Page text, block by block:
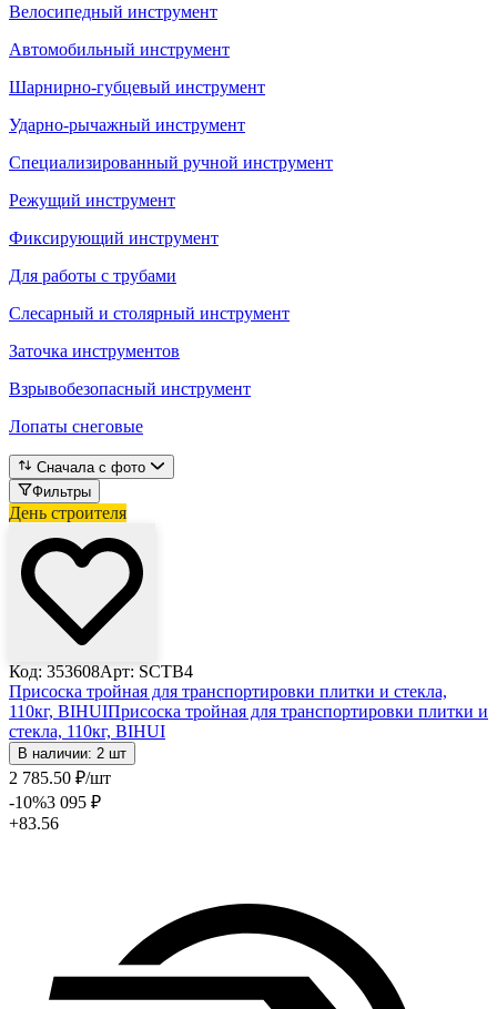
Велосипедный инструмент
Автомобильный инструмент
Шарнирно-губцевый инструмент
Ударно-рычажный инструмент
Специализированный ручной инструмент
Режущий инструмент
Фиксирующий инструмент
Для работы с трубами
Слесарный и столярный инструмент
Заточка инструментов
Взрывобезопасный инструмент
Лопаты снеговые
Сначала с фото
Фильтры
День строителя
Код: 353608Арт: SCTB4
Присоска тройная для транспортировки плитки и стекла,
110кг, BIHUIПрисоска тройная для транспортировки плитки и
стекла, 110кг, BIHUI
В наличии: 2 шт
2 785.50 ₽/шт
-10%3 095 ₽
+83.56